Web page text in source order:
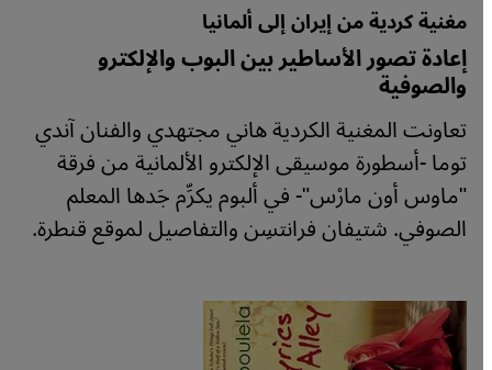
مغنية كردية من إيران إلى ألمانيا
إعادة تصور الأساطير بين البوب والإلكترو
والصوفية
تعاونت المغنية الكردية هاني مجتهدي والفنان آندي
توما -أسطورة موسيقى الإلكترو الألمانية من فرقة
"ماوس أون مارْس"- في ألبوم يكرِّم جَدها المعلم
الصوفي. شتيفان فرانتسِن والتفاصيل لموقع قنطرة.